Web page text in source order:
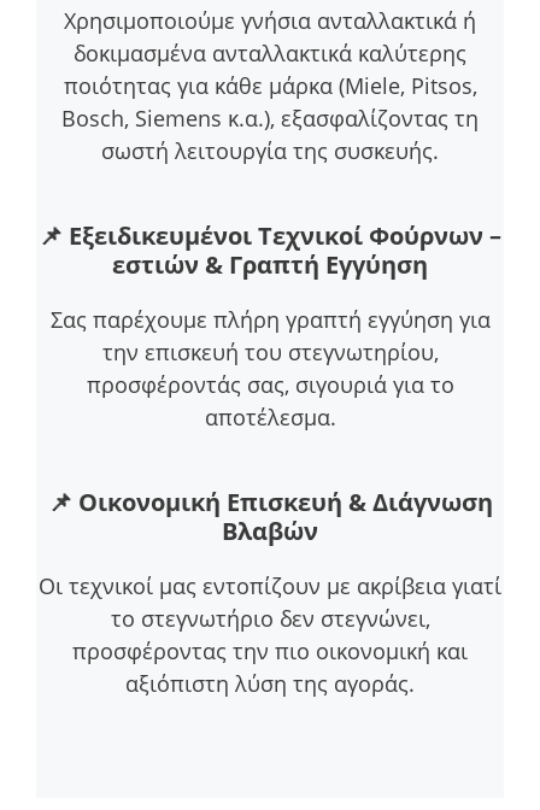
Χρησιμοποιούμε γνήσια ανταλλακτικά ή
δοκιμασμένα ανταλλακτικά καλύτερης
ποιότητας για κάθε μάρκα (Miele, Pitsos,
Bosch, Siemens κ.α.), εξασφαλίζοντας τη
σωστή λειτουργία της συσκευής.
📌 Εξειδικευμένοι Τεχνικοί Φούρνων –
εστιών & Γραπτή Εγγύηση
Σας παρέχουμε πλήρη γραπτή εγγύηση για
την επισκευή του στεγνωτηρίου,
προσφέροντάς σας, σιγουριά για το
αποτέλεσμα.
📌 Οικονομική Επισκευή & Διάγνωση
Βλαβών
Οι τεχνικοί μας εντοπίζουν με ακρίβεια γιατί
το στεγνωτήριο δεν στεγνώνει,
προσφέροντας την πιο οικονομική και
αξιόπιστη λύση της αγοράς.